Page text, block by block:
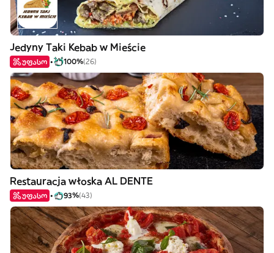
Jedyny Taki Kebab w Mieście
უფასო 100%(26)
Restauracja włoska AL DENTE
უფასო 93%(43)